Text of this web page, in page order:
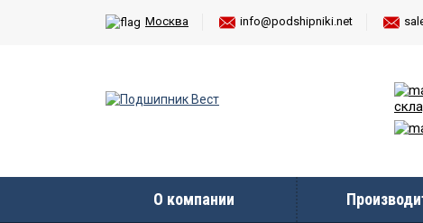
Москва info@podshipniki.net
О компании